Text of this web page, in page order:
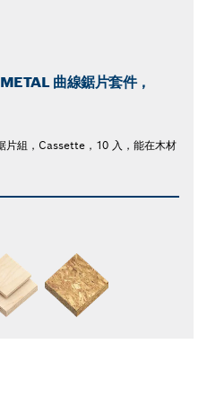
曲線鋸片套件，
組，Cassette，10 入，能在木材